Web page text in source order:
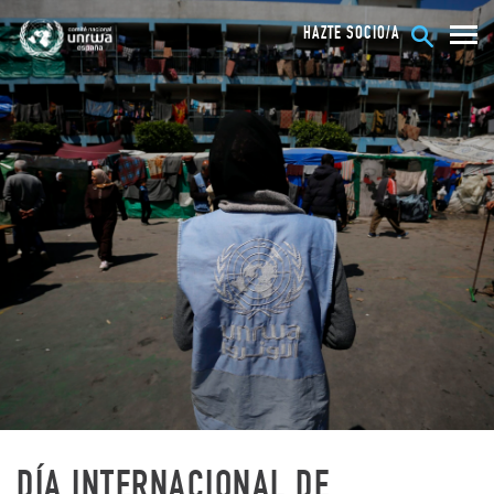
HAZTE SOCIO/A
UNRWA. LA AGENCIA DE